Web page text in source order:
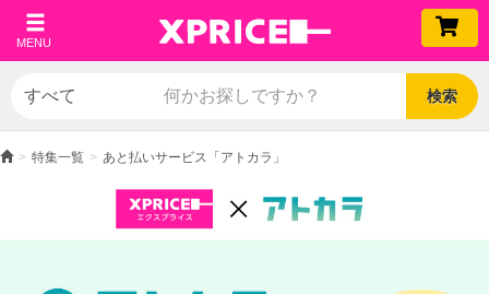
MENU
検索
特集一覧 あと払いサービス「アトカラ」